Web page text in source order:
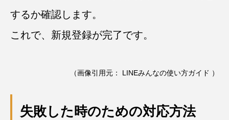
するか確認します。
これで、新規登録が完了です。
（画像引用元： LINEみんなの使い方ガイド ）
失敗した時のための対応方法